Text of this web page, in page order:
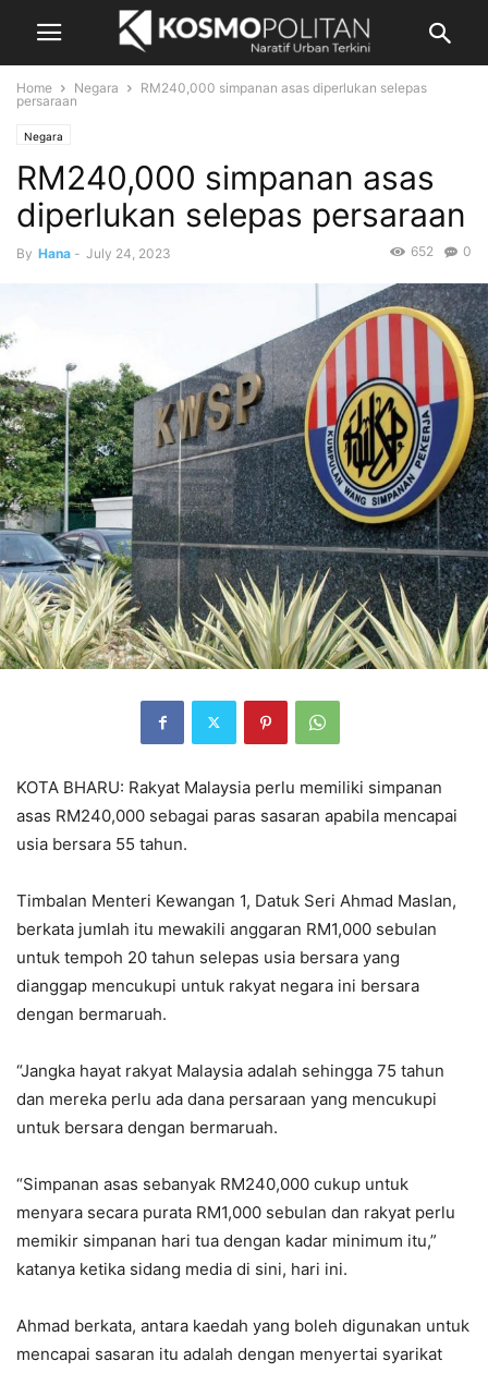
Home Negara
RM240,000 simpanan asas diperlukan selepas
persaraan
Negara
RM240,000 simpanan asas
diperlukan selepas persaraan
By Hana - July 24, 2023 0
652
KOTA BHARU: Rakyat Malaysia perlu memiliki simpanan
asas RM240,000 sebagai paras sasaran apabila mencapai
usia bersara 55 tahun.
Timbalan Menteri Kewangan 1, Datuk Seri Ahmad Maslan,
berkata jumlah itu mewakili anggaran RM1,000 sebulan
untuk tempoh 20 tahun selepas usia bersara yang
dianggap mencukupi untuk rakyat negara ini bersara
dengan bermaruah.
“Jangka hayat rakyat Malaysia adalah sehingga 75 tahun
dan mereka perlu ada dana persaraan yang mencukupi
untuk bersara dengan bermaruah.
“Simpanan asas sebanyak RM240,000 cukup untuk
menyara secara purata RM1,000 sebulan dan rakyat perlu
memikir simpanan hari tua dengan kadar minimum itu,”
katanya ketika sidang media di sini, hari ini.
Ahmad berkata, antara kaedah yang boleh digunakan untuk
mencapai sasaran itu adalah dengan menyertai syarikat